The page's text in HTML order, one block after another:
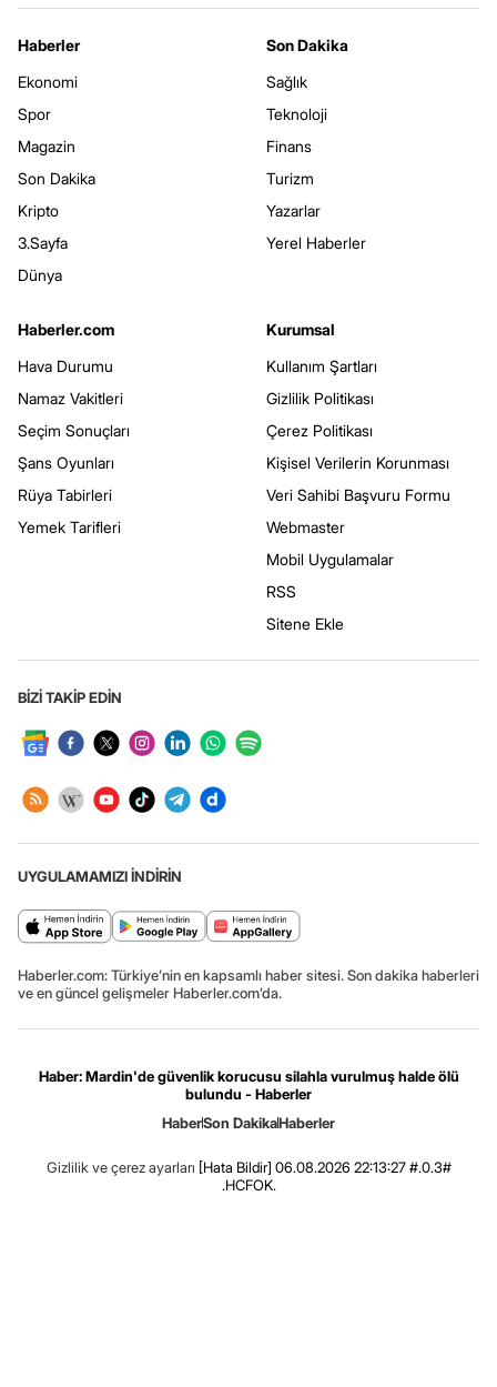
Haberler
Ekonomi
Spor
Magazin
Son Dakika
Kripto
3.Sayfa
Dünya
Son Dakika
Sağlık
Teknoloji
Finans
Turizm
Yazarlar
Yerel Haberler
Haberler.com
Hava Durumu
Namaz Vakitleri
Seçim Sonuçları
Şans Oyunları
Rüya Tabirleri
Yemek Tarifleri
Kurumsal
Kullanım Şartları
Gizlilik Politikası
Çerez Politikası
Kişisel Verilerin Korunması
Veri Sahibi Başvuru Formu
Webmaster
Mobil Uygulamalar
RSS
Sitene Ekle
BİZİ TAKİP EDİN
UYGULAMAMIZI İNDİRİN
Haberler.com: Türkiye’nin en kapsamlı haber sitesi. Son dakika haberleri
ve en güncel gelişmeler Haberler.com’da.
Haber: Mardin'de güvenlik korucusu silahla vurulmuş halde ölü
bulundu - Haberler
HaberSon DakikaHaberler
Gizlilik ve çerez ayarları [Hata Bildir] 06.08.2026 22:13:27 #.0.3#
.HCFOK.